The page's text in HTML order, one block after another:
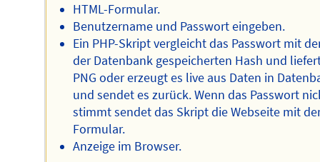
HTML-Formular.
Benutzername und Passwort eingeben.
Ein PHP-Skript vergleicht das Passwort mit
der Datenbank gespeicherten Hash und
PNG oder erzeugt es live aus Daten in
und sendet es zurück. Wenn das Passwort
stimmt sendet das Skript die Webseite mit
Formular.
Anzeige im Browser.